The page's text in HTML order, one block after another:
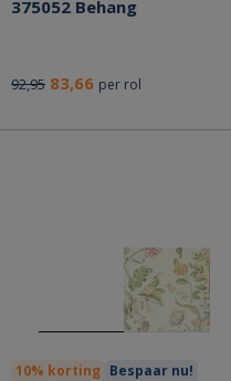
375052 Behang
92,95 83,66 per rol
10% korting Bespaar nu!